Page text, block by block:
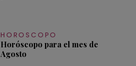
HOROSCOPO
Horóscopo para el mes de
Agosto